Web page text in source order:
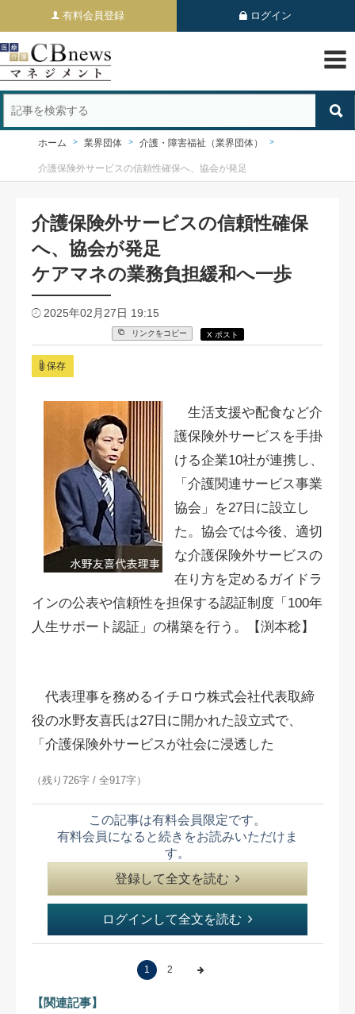
有料会員登録 ログイン
ホーム 業界団体 介護・障害福祉（業界団体）
介護保険外サービスの信頼性確保へ、協会が発足
介護保険外サービスの信頼性確保
へ、協会が発足
ケアマネの業務負担緩和へ一歩
2025年02月27日 19:15
リンクをコピー X ポスト
保存
生活支援や配食など介
護保険外サービスを手掛
ける企業10社が連携し、
「介護関連サービス事業
協会」を27日に設立し
た。協会では今後、適切
な介護保険外サービスの
在り方を定めるガイドラ
インの公表や信頼性を担保する認証制度「100年
人生サポート認証」の構築を行う。【渕本稔】
代表理事を務めるイチロウ株式会社代表取締
役の水野友喜氏は27日に開かれた設立式で、
「介護保険外サービスが社会に浸透した
（残り726字 / 全917字）
この記事は有料会員限定です。
有料会員になると続きをお読みいただけま
す。
登録して全文を読む
ログインして全文を読む
1 2
【関連記事】